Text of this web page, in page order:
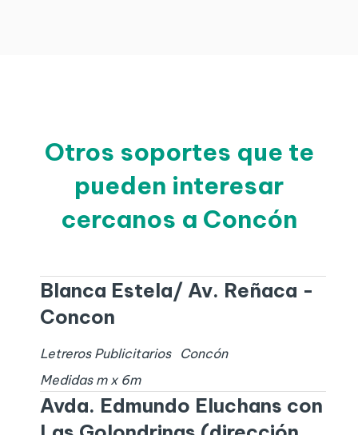
Otros soportes que te
pueden interesar
cercanos a Concón
Blanca Estela/ Av. Reñaca -
Concon
Letreros Publicitarios
Concón
Medidas m x 6m
Avda. Edmundo Eluchans con